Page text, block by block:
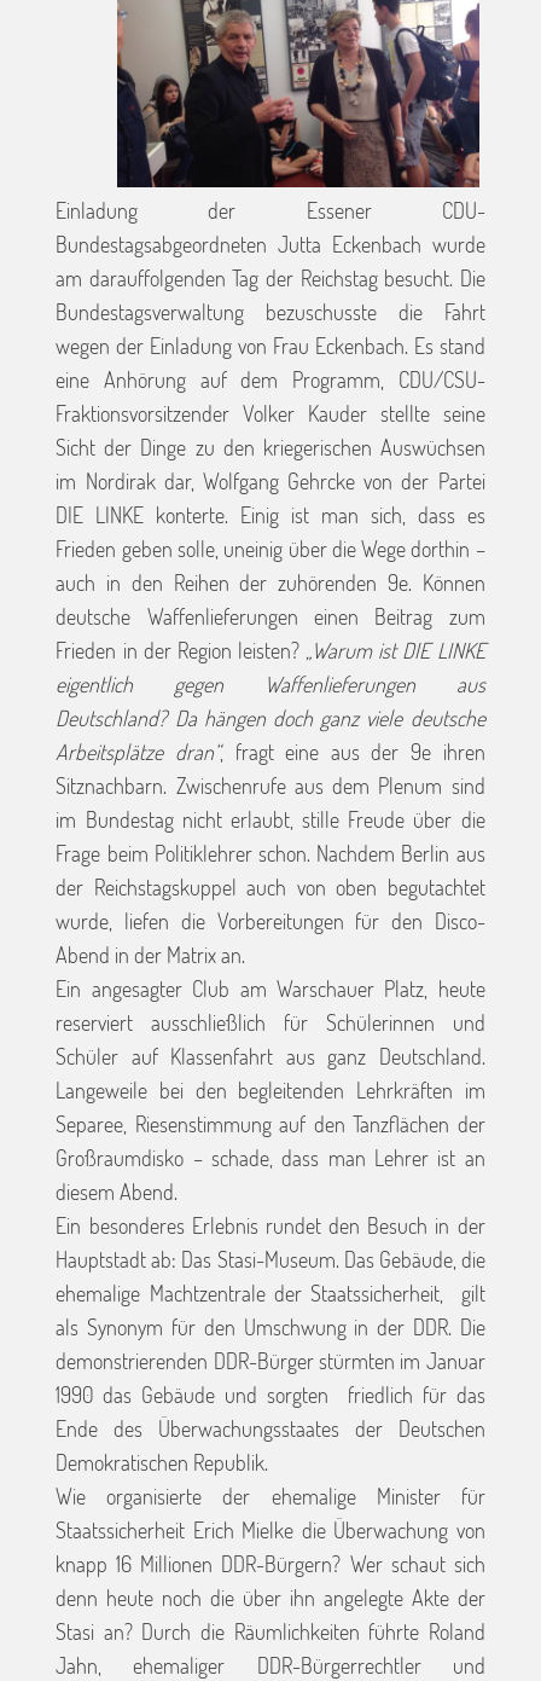
Einladung der Essener CDU-
Bundestagsabgeordneten Jutta Eckenbach wurde
am darauffolgenden Tag der Reichstag besucht. Die
Bundestagsverwaltung bezuschusste die Fahrt
wegen der Einladung von Frau Eckenbach. Es stand
eine Anhörung auf dem Programm, CDU/CSU-
Fraktionsvorsitzender Volker Kauder stellte seine
Sicht der Dinge zu den kriegerischen Auswüchsen
im Nordirak dar, Wolfgang Gehrcke von der Partei
DIE LINKE konterte. Einig ist man sich, dass es
Frieden geben solle, uneinig über die Wege dorthin –
auch in den Reihen der zuhörenden 9e. Können
deutsche Waffenlieferungen einen Beitrag zum
Frieden in der Region leisten? „Warum ist DIE LINKE
eigentlich gegen Waffenlieferungen aus
Deutschland? Da hängen doch ganz viele deutsche
Arbeitsplätze dran“, fragt eine aus der 9e ihren
Sitznachbarn. Zwischenrufe aus dem Plenum sind
im Bundestag nicht erlaubt, stille Freude über die
Frage beim Politiklehrer schon. Nachdem Berlin aus
der Reichstagskuppel auch von oben begutachtet
wurde, liefen die Vorbereitungen für den Disco-
Abend in der Matrix an.
Ein angesagter Club am Warschauer Platz, heute
reserviert ausschließlich für Schülerinnen und
Schüler auf Klassenfahrt aus ganz Deutschland.
Langeweile bei den begleitenden Lehrkräften im
Separee, Riesenstimmung auf den Tanzflächen der
Großraumdisko – schade, dass man Lehrer ist an
diesem Abend.
Ein besonderes Erlebnis rundet den Besuch in der
Hauptstadt ab: Das Stasi-Museum. Das Gebäude, die
ehemalige Machtzentrale der Staatssicherheit, gilt
als Synonym für den Umschwung in der DDR. Die
demonstrierenden DDR-Bürger stürmten im Januar
1990 das Gebäude und sorgten friedlich für das
Ende des Überwachungsstaates der Deutschen
Demokratischen Republik.
Wie organisierte der ehemalige Minister für
Staatssicherheit Erich Mielke die Überwachung von
knapp 16 Millionen DDR-Bürgern? Wer schaut sich
denn heute noch die über ihn angelegte Akte der
Stasi an? Durch die Räumlichkeiten führte Roland
Jahn, ehemaliger DDR-Bürgerrechtler und